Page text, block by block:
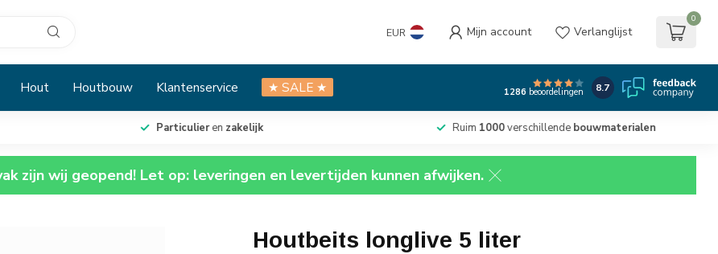
EUR Mijn account Verlanglijst
0
Hout Houtbouw Klantenservice ★ SALE ★ 1286 beoordelingen 8.7
Particulierenzakelijk Ruim 1000 verschillendebouwmaterialen
zijn wij geopend! Let op: leveringen en levertijden kunnen afwijken.
Houtbeits longlive 5 liter